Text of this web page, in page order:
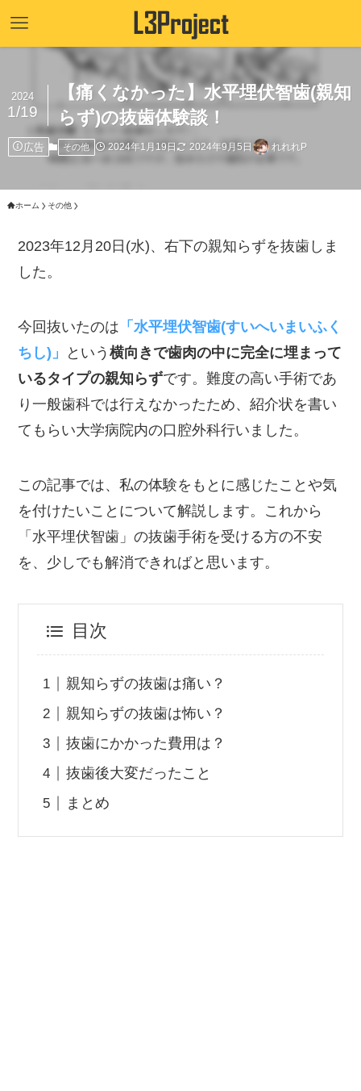
【痛くなかった】水平埋伏智歯(親知
らず)の抜歯体験談！
2024
1/19
広告 その他 2024年1月19日 2024年9月5日 れれれP
ホーム その他
2023年12月20日(水)、右下の親知らずを抜歯しま
した。
今回抜いたのは 「水平埋伏智歯(すいへいまいふく
ちし)」
という横向きで歯肉の中に完全に埋まって
いるタイプの親知らずです。難度の高い手術であ
り一般歯科では行えなかったため、紹介状を書い
てもらい大学病院内の口腔外科行いました。
この記事では、私の体験をもとに感じたことや気
を付けたいことについて解説します。これから
「水平埋伏智歯」の抜歯手術を受ける方の不安
を、少しでも解消できればと思います。
目次
親知らずの抜歯は痛い？
親知らずの抜歯は怖い？
抜歯にかかった費用は？
抜歯後大変だったこと
まとめ